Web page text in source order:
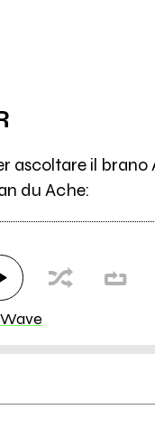
ascoltare il brano
du Ache: